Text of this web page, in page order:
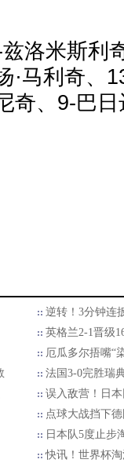
洛米斯利
·马利奇、
奇、9-巴日
逆转！3分钟连
英格兰2-1晋级
厄瓜多尔捂嘴“
法国3-0完胜瑞
误入敌营！日
点球大战挡下
日本队5度止步
快讯！世界杯